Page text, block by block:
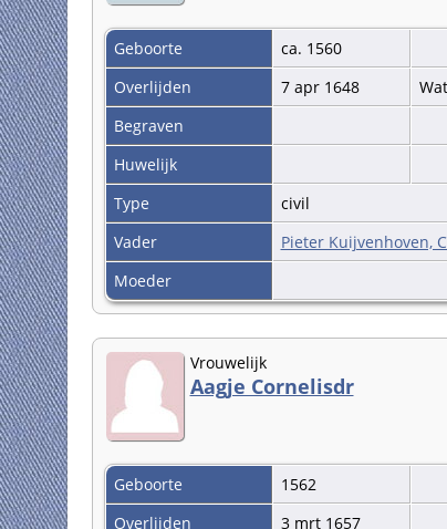
Geboorte
ca. 1560
Overlijden
7 apr 1648
Begraven
Huwelijk
Type
civil
Vader
Pieter Kuijvenhoven,
Moeder
Vrouwelijk
Aagje Cornelisdr
Geboorte
1562
Overlijden
3 mrt 1657